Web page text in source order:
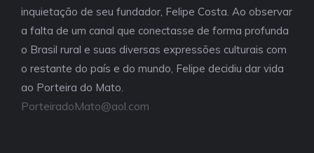
inquietação de seu fundador, Felipe Costa. Ao observar
a falta de um canal que conectasse de forma profunda
o Brasil rural e suas diversas expressões culturais com
o restante do país e do mundo, Felipe decidiu dar vida
ao Porteira do Mato.
PorteiradoMato@aol.com